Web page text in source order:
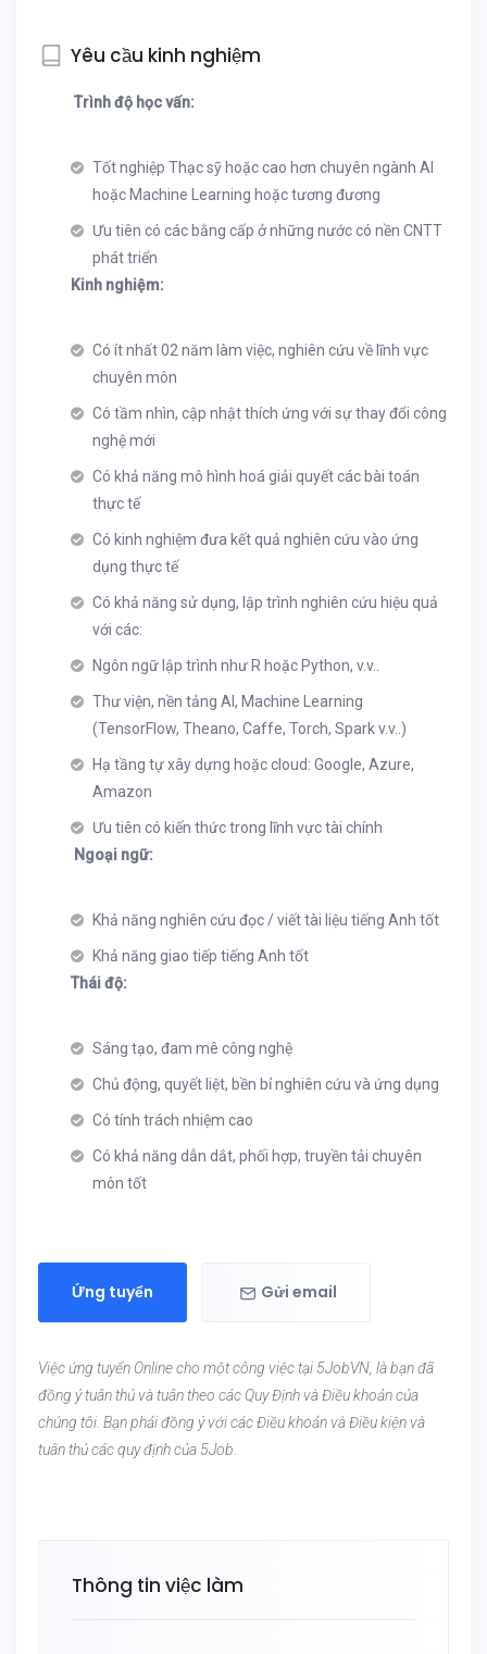
Yêu cầu kinh nghiệm
Trình độ học vấn:
Tốt nghiệp Thạc sỹ hoặc cao hơn chuyên ngành AI
hoặc Machine Learning hoặc tương đương
Ưu tiên có các bằng cấp ở những nước có nền CNTT
phát triển
Kinh nghiệm:
Có ít nhất 02 năm làm việc, nghiên cứu về lĩnh vực
chuyên môn
Có tầm nhìn, cập nhật thích ứng với sự thay đổi công
nghệ mới
Có khả năng mô hình hoá giải quyết các bài toán
thực tế
Có kinh nghiệm đưa kết quả nghiên cứu vào ứng
dụng thực tế
Có khả năng sử dụng, lập trình nghiên cứu hiệu quả
với các:
Ngôn ngữ lập trình như R hoặc Python, v.v..
Thư viện, nền tảng AI, Machine Learning
(TensorFlow, Theano, Caffe, Torch, Spark v.v..)
Hạ tầng tự xây dựng hoặc cloud: Google, Azure,
Amazon
Ưu tiên có kiến thức trong lĩnh vực tài chính
Ngoại ngữ:
Khả năng nghiên cứu đọc / viết tài liệu tiếng Anh tốt
Khả năng giao tiếp tiếng Anh tốt
Thái độ:
Sáng tạo, đam mê công nghệ
Chủ động, quyết liệt, bền bỉ nghiên cứu và ứng dụng
Có tính trách nhiệm cao
Có khả năng dẫn dắt, phối hợp, truyền tải chuyên
môn tốt
Ứng tuyển Gửi email
Việc ứng tuyển Online cho một công việc tại 5JobVN, là bạn đã
đồng ý tuân thủ và tuân theo các Quy Định và Điều khoản của
chúng tôi. Bạn phải đồng ý với các Điều khoản và Điều kiện và
tuân thủ các quy định của 5Job.
Thông tin việc làm